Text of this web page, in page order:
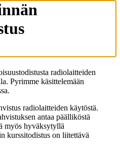
radiolaitteiden
Pyrimme käsittelemään
radiolaitteiden käytöstä.
antaa päälliköstä
myös hyväksytyllä
kurssitodistus on liitettävä